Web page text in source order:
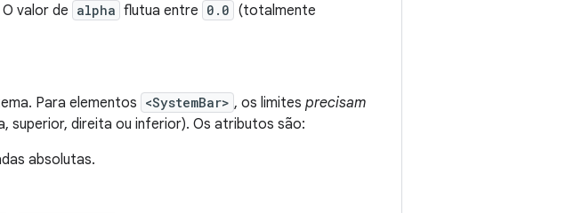
valor de alpha flutua entre 0.0 (totalmente
Para elementos <SystemBar> , os limites precisam
superior, direita ou inferior). Os atributos são:
absolutas.